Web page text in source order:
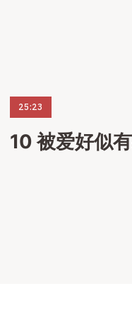
25:23
10 被爱好似